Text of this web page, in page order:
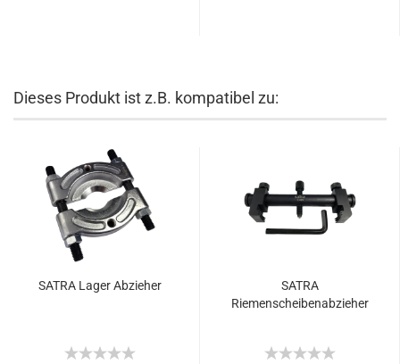
Dieses Produkt ist z.B. kompatibel zu:
SATRA Lager Abzieher
SATRA
Riemenscheibenabzieher